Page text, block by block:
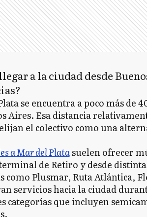
a la ciudad desde
se encuentra a poco más de
Aires. Esa distancia
el colectivo como una
a Mar del Platasuelen ofrecer
de Retiro y desde
como Plusmar, Ruta Atlántica,
servicios hacia la ciudad
categorías que incluyen